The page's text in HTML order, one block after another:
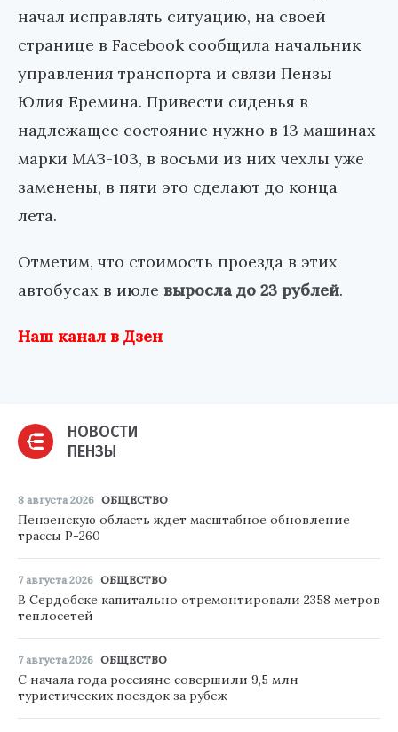
начал исправлять ситуацию, на своей
странице в Facebook сообщила начальник
управления транспорта и связи Пензы
Юлия Еремина. Привести сиденья в
надлежащее состояние нужно в 13 машинах
марки МАЗ-103, в восьми из них чехлы уже
заменены, в пяти это сделают до конца
лета.
Отметим, что стоимость проезда в этих
автобусах в июле выросла до 23 рублей.
Наш канал в Дзен
НОВОСТИ
ПЕНЗЫ
8 августа 2026 ОБЩЕСТВО
Пензенскую область ждет масштабное обновление
трассы Р-260
7 августа 2026 ОБЩЕСТВО
В Сердобске капитально отремонтировали 2358 метров
теплосетей
7 августа 2026 ОБЩЕСТВО
С начала года россияне совершили 9,5 млн
туристических поездок за рубеж